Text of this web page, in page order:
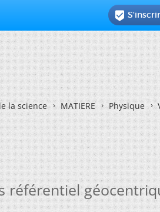

la science MATIERE Physique
référentiel